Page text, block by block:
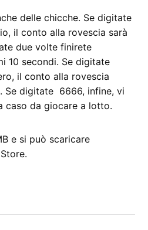
delle chicche. Se digitate
il conto alla rovescia sarà
due volte finirete
10 secondi. Se digitate
il conto alla rovescia
Se digitate 6666, infine, vi
caso da giocare a lotto.
e si può scaricare